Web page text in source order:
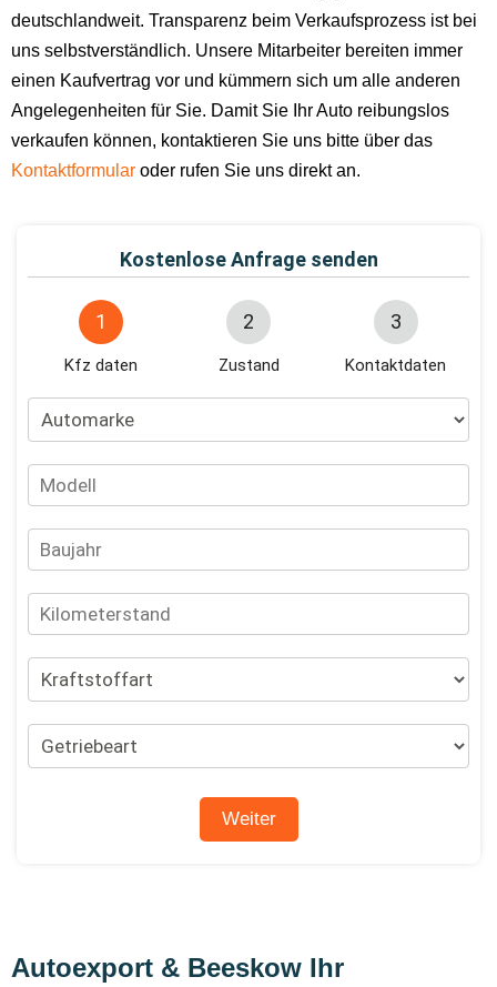
deutschlandweit. Transparenz beim Verkaufsprozess ist bei
uns selbstverständlich. Unsere Mitarbeiter bereiten immer
einen Kaufvertrag vor und kümmern sich um alle anderen
Angelegenheiten für Sie. Damit Sie Ihr Auto reibungslos
verkaufen können, kontaktieren Sie uns bitte über das
Kontaktformular oder rufen Sie uns direkt an.
Autoexport & Beeskow Ihr